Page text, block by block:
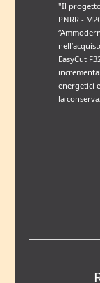
"Il
PNRR -
EasyCut
energetici
la